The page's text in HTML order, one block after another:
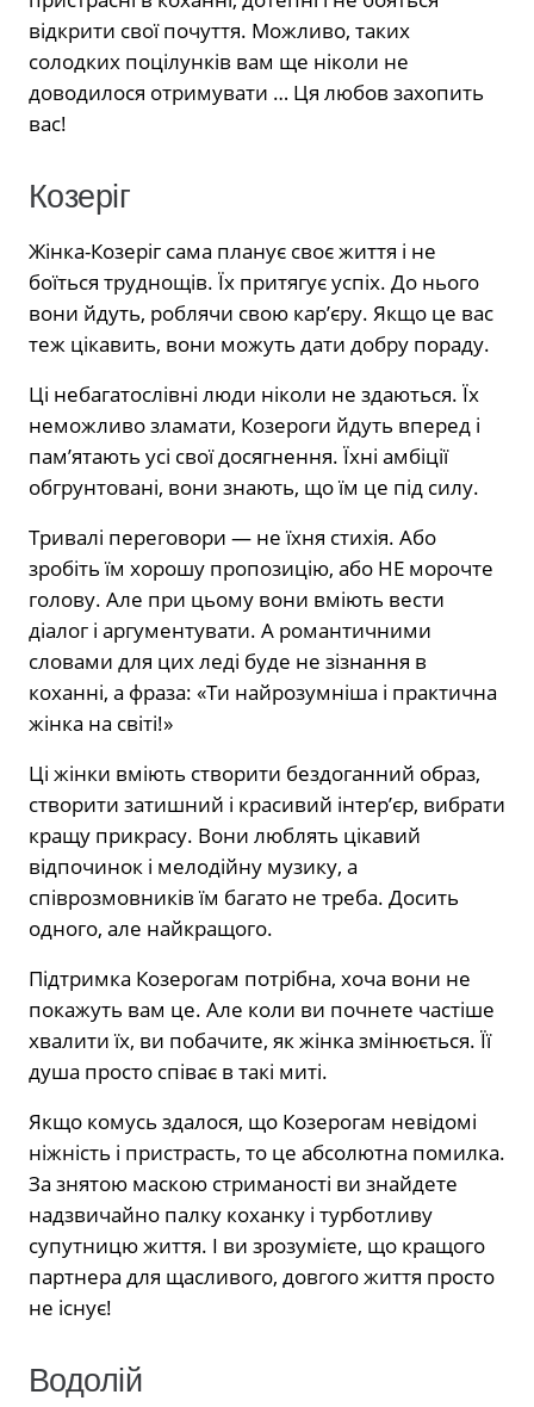
відкрити свої почуття. Можливо, таких
солодких поцілунків вам ще ніколи не
доводилося отримувати … Ця любов захопить
вас!
Козеріг
Жінка-Козеріг сама планує своє життя і не
боїться труднощів. Їх притягує успіх. До нього
вони йдуть, роблячи свою кар’єру. Якщо це вас
теж цікавить, вони можуть дати добру пораду.
Ці небагатослівні люди ніколи не здаються. Їх
неможливо зламати, Козероги йдуть вперед і
пам’ятають усі свої досягнення. Їхні амбіції
обгрунтовані, вони знають, що їм це під силу.
Тривалі переговори — не їхня стихія. Або
зробіть їм хорошу пропозицію, або НЕ морочте
голову. Але при цьому вони вміють вести
діалог і аргументувати. А романтичними
словами для цих леді буде не зізнання в
коханні, а фраза: «Ти найрозумніша і практична
жінка на світі!»
Ці жінки вміють створити бездоганний образ,
створити затишний і красивий інтер’єр, вибрати
кращу прикрасу. Вони люблять цікавий
відпочинок і мелодійну музику, а
співрозмовників їм багато не треба. Досить
одного, але найкращого.
Підтримка Козерогам потрібна, хоча вони не
покажуть вам це. Але коли ви почнете частіше
хвалити їх, ви побачите, як жінка змінюється. Її
душа просто співає в такі миті.
Якщо комусь здалося, що Козерогам невідомі
ніжність і пристрасть, то це абсолютна помилка.
За знятою маскою стриманості ви знайдете
надзвичайно палку коханку і турботливу
супутницю життя. І ви зрозумієте, що кращого
партнера для щасливого, довгого життя просто
не існує!
Водолій